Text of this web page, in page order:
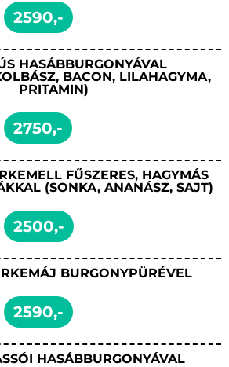
2590,-
HASÁBBURGONYÁVAL
BACON, LILAHAGYMA,
PRITAMIN)
2750,-
FŰSZERES, HAGYMÁS
(SONKA, ANANÁSZ, SAJT)
2500,-
BURGONYPÜRÉVEL
2590,-
HASÁBBURGONYÁVAL